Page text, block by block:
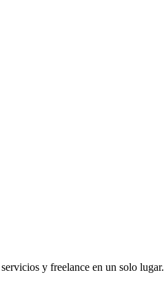
y freelance en un solo lugar.